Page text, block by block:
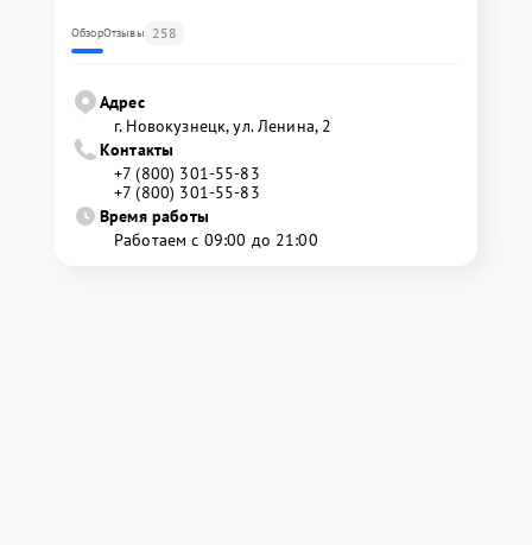
ОбзорОтзывы 258
Адрес
г. Новокузнецк, ул. Ленина, 2
Контакты
+7 (800) 301-55-83
+7 (800) 301-55-83
Время работы
Работаем с 09:00 до 21:00